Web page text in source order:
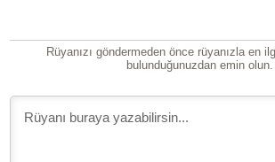
Rüyanızı göndermeden önce rüyanızla en
bulunduğunuzdan emin olun.